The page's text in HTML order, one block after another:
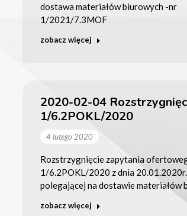
dostawa materiałów biurowych -nr
1/2021/7.3MOF
zobacz więcej
2020-02-04
1/6.2POKL/2020
4 lutego 2020
Rozstrzygnięcie zapytania
1/6.2POKL/2020 z dnia 20.01.2020r.
polegającej na dostawie materiałów
zobacz więcej